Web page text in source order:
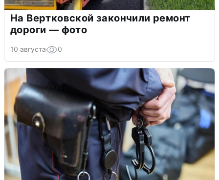
На Вертковской закончили ремонт
дороги — фото
10 августа 0